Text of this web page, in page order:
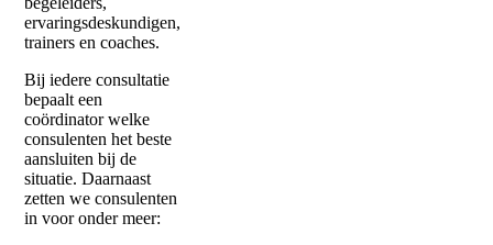
ervaringsdeskundigen,
trainers en coaches.
Bij iedere consultatie
bepaalt een
coördinator welke
consulenten het beste
aansluiten bij de
situatie. Daarnaast
zetten we consulenten
in voor onder meer: